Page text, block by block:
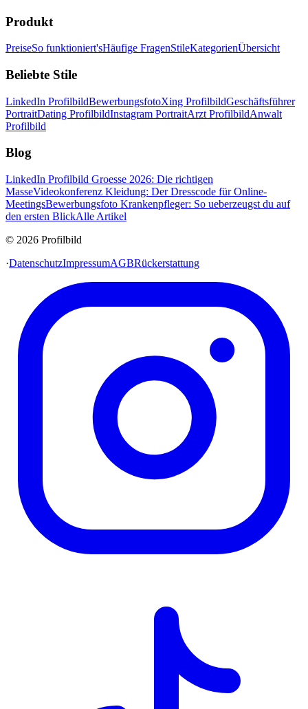
Produkt
PreiseSo funktioniert'sHäufige FragenStileKategorienÜbersicht
Beliebte Stile
LinkedIn ProfilbildBewerbungsfotoXing ProfilbildGeschäftsführer
PortraitDating ProfilbildInstagram PortraitArzt ProfilbildAnwalt
Profilbild
Blog
LinkedIn Profilbild Groesse 2026: Die richtigen
MasseVideokonferenz Kleidung: Der Dresscode für Online-
MeetingsBewerbungsfoto Krankenpfleger: So ueberzeugst du auf
den ersten BlickAlle Artikel
© 2026 Profilbild
·DatenschutzImpressumAGBRückerstattung